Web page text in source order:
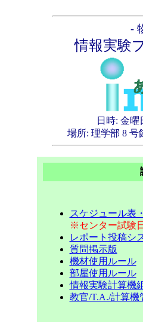
-
情報実験
日時: 金曜
場所: 理学部 8 号
スケジュール表
※センター試験
レポート投稿シ
質問掲示版
機材使用ルール
部屋使用ルール
情報実験計算機
教官/T.A./計算機